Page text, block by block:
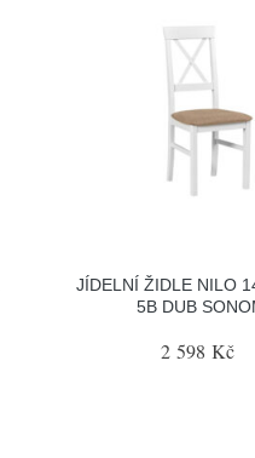
JÍDELNÍ ŽIDLE NILO
5B DUB
2 598 Kč